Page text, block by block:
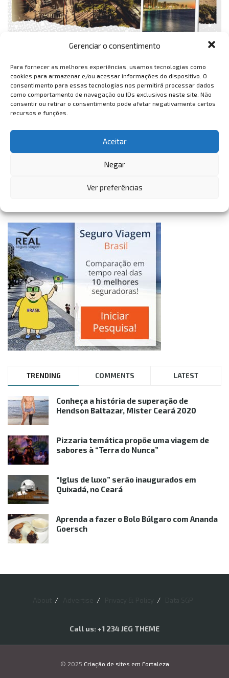
Gerenciar o consentimento
Para fornecer as melhores experiências, usamos tecnologias como
cookies para armazenar e/ou acessar informações do dispositivo. O
consentimento para essas tecnologias nos permitirá processar dados
como comportamento de navegação ou IDs exclusivos neste site. Não
consentir ou retirar o consentimento pode afetar negativamente certos
recursos e funções.
Aceitar
Negar
Ver preferências
TRENDING COMMENTS LATEST
Conheça a história de superação de
Hendson Baltazar, Mister Ceará 2020
Pizzaria temática propõe uma viagem de
sabores à “Terra do Nunca”
“Iglus de luxo” serão inaugurados em
Quixadá, no Ceará
Aprenda a fazer o Bolo Búlgaro com Ananda
Goersch
Call us: +1 234 JEG THEME
© 2025 Criação de sites em Fortaleza